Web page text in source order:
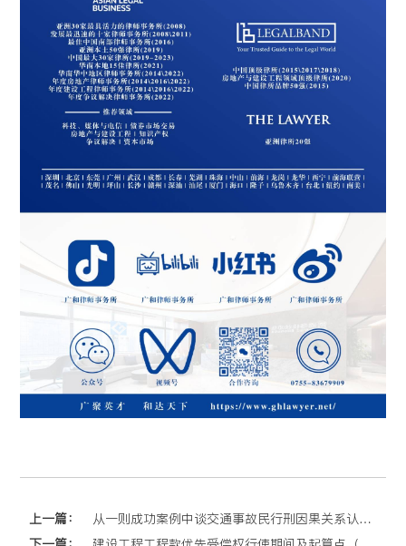
上一篇：
从一则成功案例中谈交通事故民行刑因果关系认定区别